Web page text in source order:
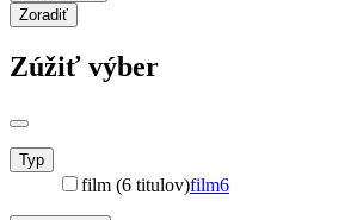
Zoradiť
Zúžiť výber
Typ
film (6 titulov)film6